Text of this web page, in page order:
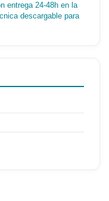
entrega 24-48h en la
descargable para